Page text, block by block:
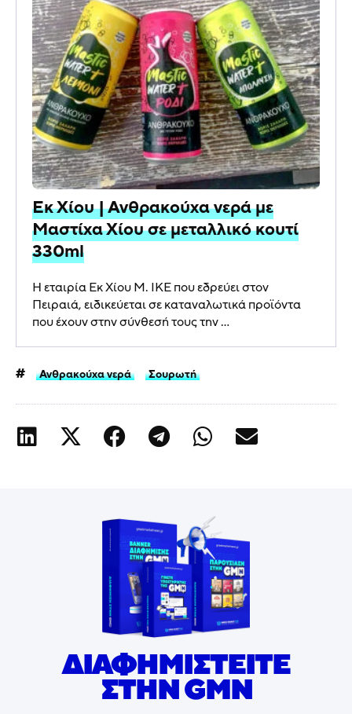
Εκ Χίου | Ανθρακούχα νερά με
Μαστίχα Χίου σε μεταλλικό κουτί
330ml
Η εταιρία Εκ Χίου M. IKE που εδρεύει στον
Πειραιά, ειδικεύεται σε καταναλωτικά προϊόντα
που έχουν στην σύνθεσή τους την ...
Ανθρακούχα νερά Σουρωτή
ΔΙΑΦΗΜΙΣΤΕΙΤΕ
ΣΤΗΝ GMN